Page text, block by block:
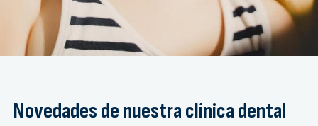
Novedades de nuestra clínica dental